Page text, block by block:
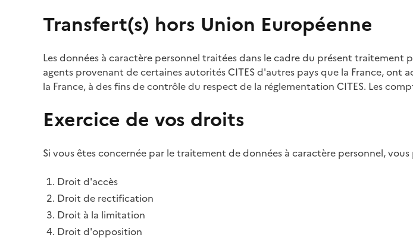
Transfert(s) hors Union Européenne
Les données à caractère personnel traitées dans le cadre du présent
agents provenant de certaines autorités CITES d'autres pays que la France, ont
la France, à des fins de contrôle du respect de la réglementation CITES. Les
Exercice de vos droits
Si vous êtes concernée par le traitement de données à caractère personnel,
Droit d'accès
Droit de rectification
Droit à la limitation
Droit d'opposition